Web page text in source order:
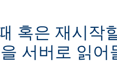
혹은 재시작
서버로 읽어